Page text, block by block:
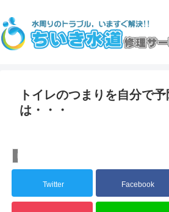
トイレのつまりを自分で
は・・・
トイレ
Twitter Facebook